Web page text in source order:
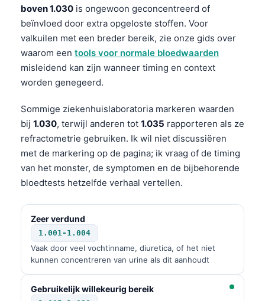
boven 1.030 is ongewoon geconcentreerd of
beïnvloed door extra opgeloste stoffen. Voor
valkuilen met een breder bereik, zie onze gids over
waarom een tools voor normale bloedwaarden
misleidend kan zijn wanneer timing en context
worden genegeerd.
Sommige ziekenhuislaboratoria markeren waarden
bij 1.030, terwijl anderen tot 1.035 rapporteren als ze
refractometrie gebruiken. Ik wil niet discussiëren
met de markering op de pagina; ik vraag of de timing
van het monster, de symptomen en de bijbehorende
bloedtests hetzelfde verhaal vertellen.
Zeer verdund
1.001-1.004
Vaak door veel vochtinname, diuretica, of het niet
kunnen concentreren van urine als dit aanhoudt
Gebruikelijk willekeurig bereik